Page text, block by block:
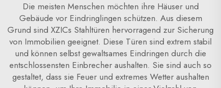
Die meisten Menschen möchten ihre Häuser und
Gebäude vor Eindringlingen schützen. Aus diesem
Grund sind XZICs Stahltüren hervorragend zur Sicherung
von Immobilien geeignet. Diese Türen sind extrem stabil
und können selbst gewaltsames Eindringen durch die
entschlossensten Einbrecher aushalten. Sie sind auch so
gestaltet, dass sie Feuer und extremes Wetter aushalten